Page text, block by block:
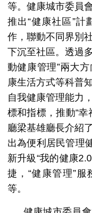
等。健康城市委員
推出“健康社區”計
作，聯動不同界別
下沉至社區。透過
動健康管理”兩大
康生活方式等科普
自我健康管理能力
標和指標，推動“
廳梁基雄廳長介紹
出為便利居民管理
新升級“我的健康
捷，“健康管理”服
等。